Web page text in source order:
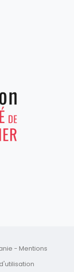
- Mentions